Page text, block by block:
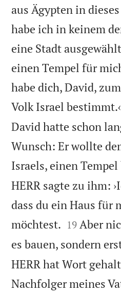
aus Ägypten in
habe ich in keinem
eine Stadt
einen Tempel für
habe dich, David,
Volk Israel bestimmt.‹
David hatte schon
Wunsch: Er wollte
Israels, einen Tempel
HERR sagte zu ihm:
dass du ein Haus für
möchtest. 

19 Aber
es bauen, sondern
HERR hat Wort
Nachfolger meines